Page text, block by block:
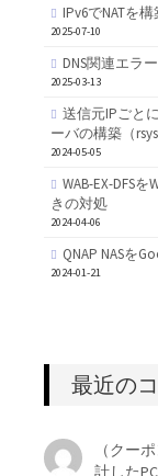
IPv6でNATを
2025-07-10
DNS関連エラ
2025-03-13
送信元IPごと
ーバの構築（
2024-05-05
WAB-EX-DFS
きの対処
2024-04-06
QNAP NASを
2024-01-21
最近の
（クー
計した